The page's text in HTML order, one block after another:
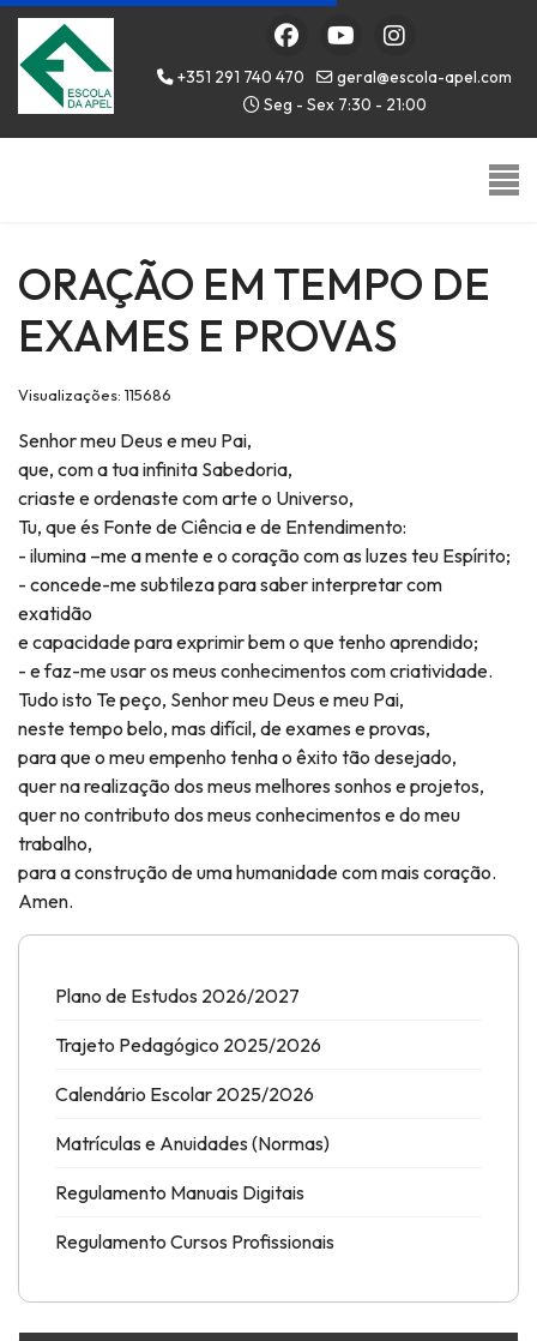
+351 291 740 470
geral@escola-apel.com
Seg - Sex 7:30 - 21:00
ORAÇÃO EM TEMPO DE
EXAMES E PROVAS
Visualizações: 115686
Senhor meu Deus e meu Pai,
que, com a tua infinita Sabedoria,
criaste e ordenaste com arte o Universo,
Tu, que és Fonte de Ciência e de Entendimento:
- ilumina –me a mente e o coração com as luzes teu Espírito;
- concede-me subtileza para saber interpretar com
exatidão
e capacidade para exprimir bem o que tenho aprendido;
- e faz-me usar os meus conhecimentos com criatividade.
Tudo isto Te peço, Senhor meu Deus e meu Pai,
neste tempo belo, mas difícil, de exames e provas,
para que o meu empenho tenha o êxito tão desejado,
quer na realização dos meus melhores sonhos e projetos,
quer no contributo dos meus conhecimentos e do meu
trabalho,
para a construção de uma humanidade com mais coração.
Amen.
Plano de Estudos 2026/2027
Trajeto Pedagógico 2025/2026
Calendário Escolar 2025/2026
Matrículas e Anuidades (Normas)
Regulamento Manuais Digitais
Regulamento Cursos Profissionais